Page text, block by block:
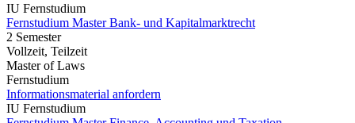
IU Fernstudium
Fernstudium Master Bank- und Kapitalmarktrecht
2 Semester
Vollzeit, Teilzeit
Master of Laws
Fernstudium
Informationsmaterial anfordern
IU Fernstudium